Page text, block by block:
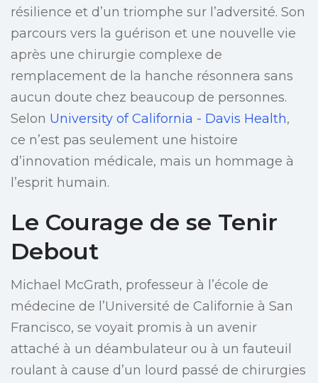
résilience et d’un triomphe sur l’adversité. Son
parcours vers la guérison et une nouvelle vie
après une chirurgie complexe de
remplacement de la hanche résonnera sans
aucun doute chez beaucoup de personnes.
Selon University of California - Davis Health,
ce n’est pas seulement une histoire
d’innovation médicale, mais un hommage à
l’esprit humain.
Le Courage de se Tenir
Debout
Michael McGrath, professeur à l’école de
médecine de l’Université de Californie à San
Francisco, se voyait promis à un avenir
attaché à un déambulateur ou à un fauteuil
roulant à cause d’un lourd passé de chirurgies